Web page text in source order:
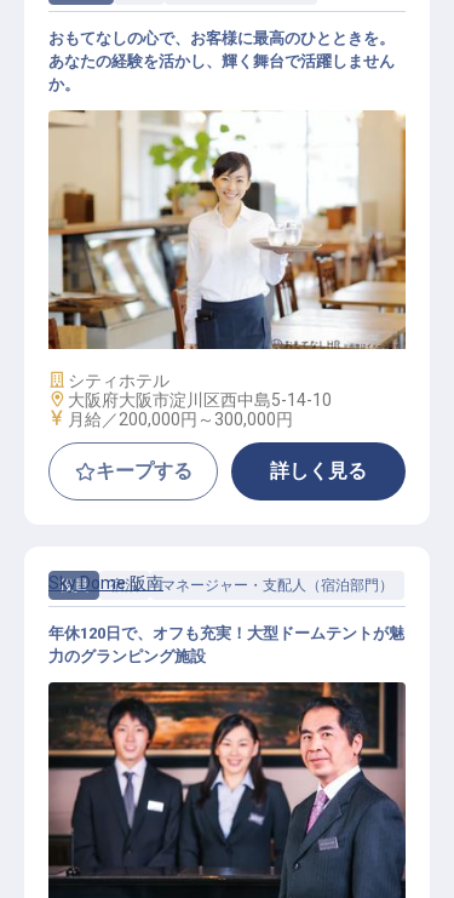
レストランホールスタッフ
おもてなしの心で、お客様に最高のひとときを。
あなたの経験を活かし、輝く舞台で活躍しません
か。
施設業態
シティホテル
勤務地
大阪府大阪市淀川区西中島5-14-10
給与
月給／200,000円～ 300,000円
キープする 詳しく見る
役員 宿泊 マネージャー・支配人（宿泊部門）
支配人候補（グランピング運営）
Sky Dome 阪南
年休120日で、オフも充実！大型ドームテントが魅
力のグランピング施設